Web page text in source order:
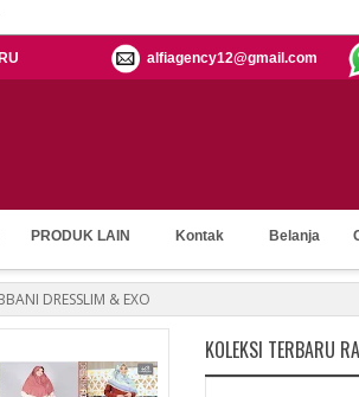
alfiagency12@gmail.com
PRODUK LAIN Kontak Belanja
DRESSLIM & EXO
KOLEKSI TERBARU